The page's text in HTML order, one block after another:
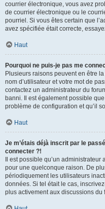
courrier électronique, vous avez
de courrier électronique ou le
pourriel. Si vous êtes certain que
avez spécifiée était correcte,
Haut
Pourquoi ne puis-je pas me
Plusieurs raisons peuvent en être
nom d’utilisateur et votre mot de
contactez un administrateur du
banni. Il est également possible
problème de configuration et qu’il
Haut
Je m’étais déjà inscrit par le
connecter ?!
Il est possible qu’un
pour une quelconque raison. De
périodiquement les utilisateurs
données. Si tel était le cas,
plus activement aux discussions du